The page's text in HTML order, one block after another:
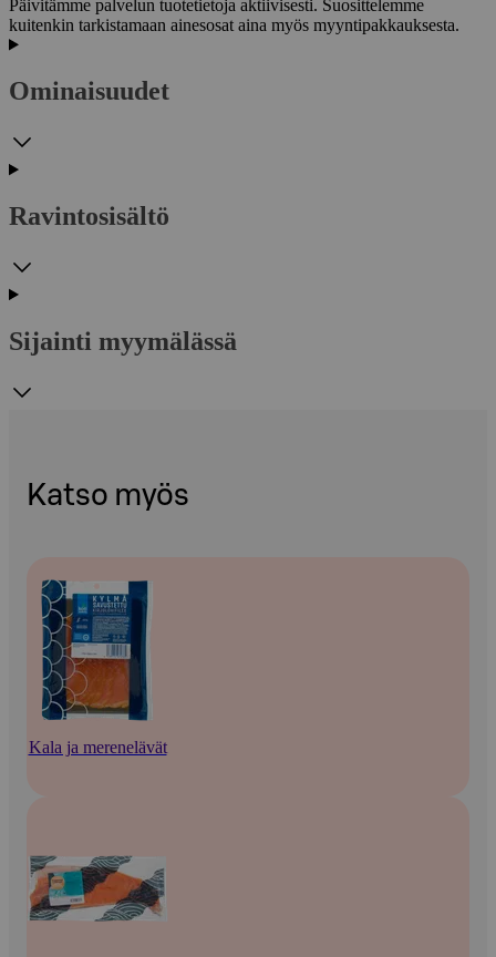
Päivitämme palvelun tuotetietoja aktiivisesti. Suosittelemme
kuitenkin tarkistamaan ainesosat aina myös myyntipakkauksesta.
Ominaisuudet
Ravintosisältö
Sijainti myymälässä
Katso myös
Kala ja merenelävät